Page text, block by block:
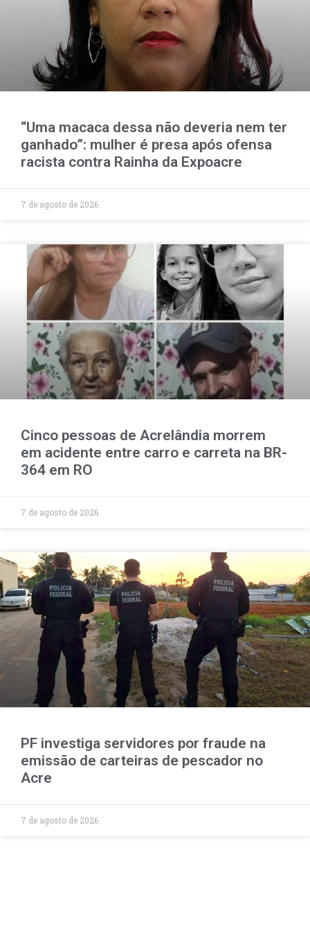
“Uma macaca dessa não deveria nem ter
ganhado”: mulher é presa após ofensa
racista contra Rainha da Expoacre
7 de agosto de 2026
Cinco pessoas de Acrelândia morrem
em acidente entre carro e carreta na BR-
364 em RO
7 de agosto de 2026
PF investiga servidores por fraude na
emissão de carteiras de pescador no
Acre
7 de agosto de 2026